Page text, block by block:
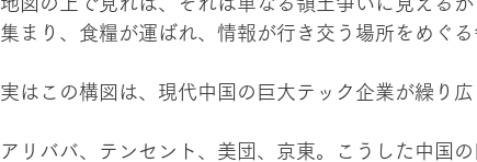
集まり、食糧が運ばれ、情報が行き交う場所をめぐ
実はこの構図は、現代中国の巨大テック企業が繰り
アリババ、テンセント、美団、京東。こうした中国